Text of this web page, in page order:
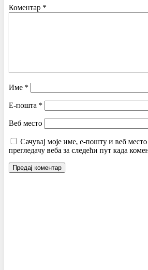
Коментар *
Име *
Е-пошта *
Веб место
Сачувај моје име, е-пошту и веб
прегледачу веба за следећи пут када